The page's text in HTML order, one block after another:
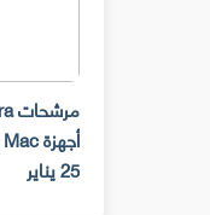
25 يناير